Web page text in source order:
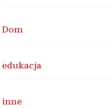
Dom
edukacja
inne